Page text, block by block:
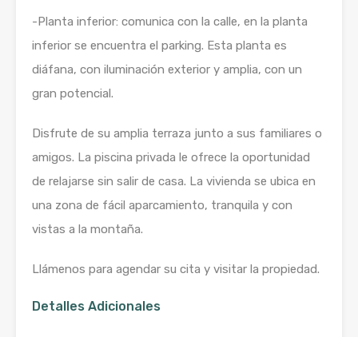
-Planta inferior: comunica con la calle, en la planta
inferior se encuentra el parking. Esta planta es
diáfana, con iluminación exterior y amplia, con un
gran potencial.
Disfrute de su amplia terraza junto a sus familiares o
amigos. La piscina privada le ofrece la oportunidad
de relajarse sin salir de casa. La vivienda se ubica en
una zona de fácil aparcamiento, tranquila y con
vistas a la montaña.
Llámenos para agendar su cita y visitar la propiedad.
Detalles Adicionales